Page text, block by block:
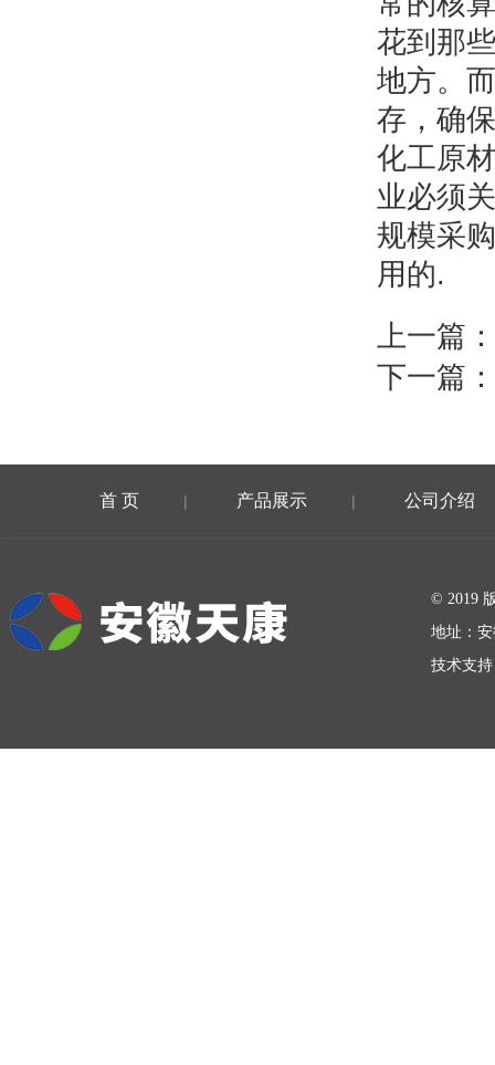
花到那
地方。
存，确
化工原
业必须
规模采
用的.
上一篇：
下一篇：
首 页 | 产品展示 | 公司介绍
© 2019
地址：
技术支